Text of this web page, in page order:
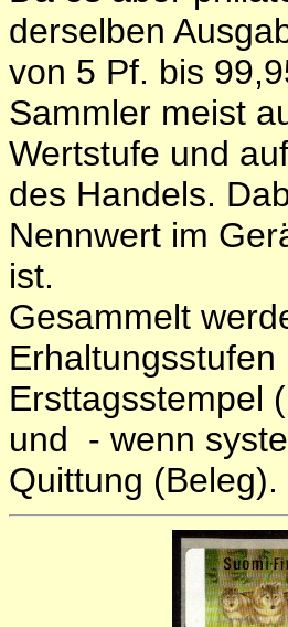
derselben
von 5 Pf. bis
Sammler meist
Wertstufe und
des Handels.
Nennwert im
ist.
Gesammelt
Ersttagsstempel
und - wenn
Quittung (Beleg).